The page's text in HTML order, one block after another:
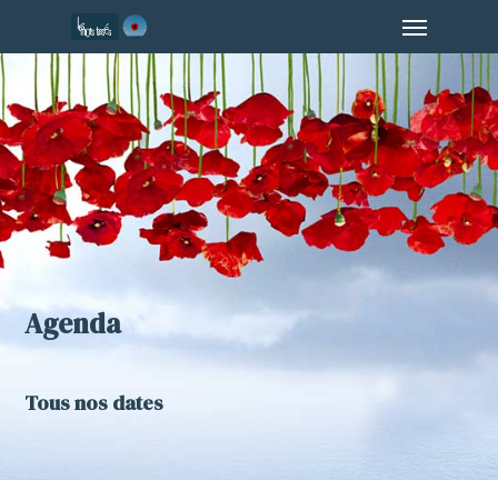
to
main
content
Agenda
Tous nos dates